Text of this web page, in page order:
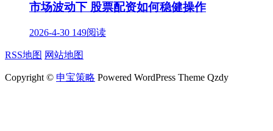
市场波动下 股票配资如何稳健操作
2026-4-30 149阅读
RSS地图 网站地图
Copyright © 申宝策略 Powered WordPress Theme Qzdy